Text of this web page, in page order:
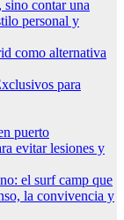
contar una
personal y
como alternativa
para
puerto
evitar lesiones y
el surf camp que
la convivencia y